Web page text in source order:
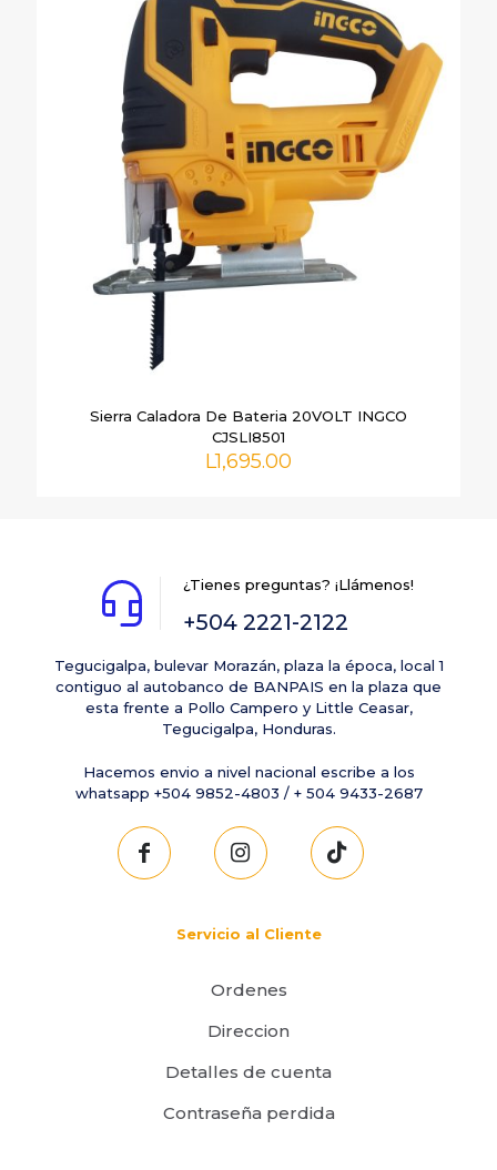
Sierra Caladora De Bateria 20VOLT INGCO
CJSLI8501
L1,695.00
¿Tienes preguntas? ¡Llámenos!
+504 2221-2122
Tegucigalpa, bulevar Morazán, plaza la época, local 1
contiguo al autobanco de BANPAIS en la plaza que
esta frente a Pollo Campero y Little Ceasar,
Tegucigalpa, Honduras.
Hacemos envio a nivel nacional escribe a los
whatsapp +504 9852-4803 / + 504 9433-2687
Servicio al Cliente
Ordenes
Direccion
Detalles de cuenta
Contraseña perdida